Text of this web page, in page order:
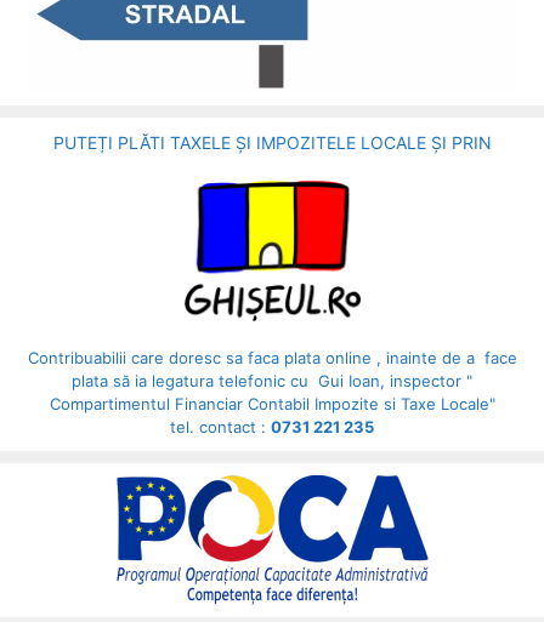
PUTEȚI PLĂTI TAXELE ȘI IMPOZITELE LOCALE ȘI PRIN
Contribuabilii care doresc sa faca plata online , inainte de a face
plata să ia legatura telefonic cu Gui Ioan, inspector "
Compartimentul Financiar Contabil Impozite si Taxe Locale"
tel. contact : 0731 221 235